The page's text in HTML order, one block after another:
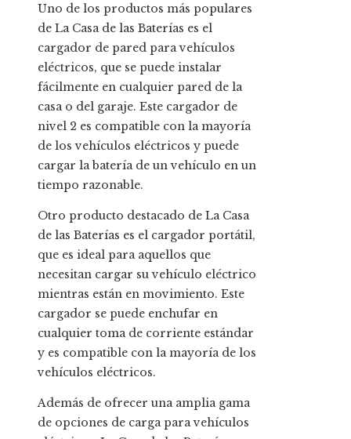
Uno de los productos más populares
de La Casa de las Baterías es el
cargador de pared para vehículos
eléctricos, que se puede instalar
fácilmente en cualquier pared de la
casa o del garaje. Este cargador de
nivel 2 es compatible con la mayoría
de los vehículos eléctricos y puede
cargar la batería de un vehículo en un
tiempo razonable.
Otro producto destacado de La Casa
de las Baterías es el cargador portátil,
que es ideal para aquellos que
necesitan cargar su vehículo eléctrico
mientras están en movimiento. Este
cargador se puede enchufar en
cualquier toma de corriente estándar
y es compatible con la mayoría de los
vehículos eléctricos.
Además de ofrecer una amplia gama
de opciones de carga para vehículos